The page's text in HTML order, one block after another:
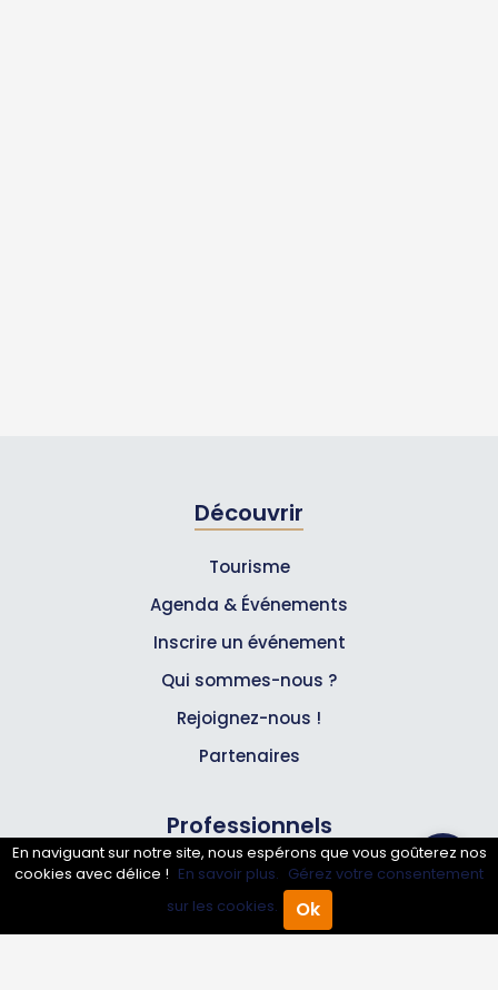
Annuaire Pro Agenda
Découvrir
Tourisme
Agenda & Événements
Inscrire un événement
Qui sommes-nous ?
Rejoignez-nous !
Partenaires
Professionnels
Annuaire pro
Inscrire mon entreprise
En naviguant sur notre site, nous espérons que vous goûterez nos
cookies avec délice ! En savoir plus. Gérez votre consentement
sur les cookies.
Ok